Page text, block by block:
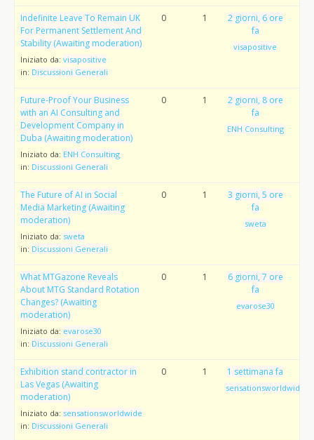
Indefinite Leave To Remain UK
For Permanent Settlement And
Stability (Awaiting moderation)
Iniziato da: visapositive
in: Discussioni Generali
0 1
2 giorni, 6 ore
fa
visapositive
Future-Proof Your Business
with an AI Consulting and
Development Company in
Duba (Awaiting moderation)
Iniziato da: ENH Consulting
in: Discussioni Generali
0 1
2 giorni, 8 ore
fa
ENH Consulting
The Future of AI in Social
Media Marketing (Awaiting
moderation)
Iniziato da: sweta
in: Discussioni Generali
0 1
3 giorni, 5 ore
fa
sweta
What MTGazone Reveals
About MTG Standard Rotation
Changes? (Awaiting
moderation)
Iniziato da: evarose30
in: Discussioni Generali
0 1
6 giorni, 7 ore
fa
evarose30
Exhibition stand contractor in
Las Vegas (Awaiting
moderation)
Iniziato da: sensationsworldwide
in: Discussioni Generali
0 1 1 settimana fa
sensationsworldwide